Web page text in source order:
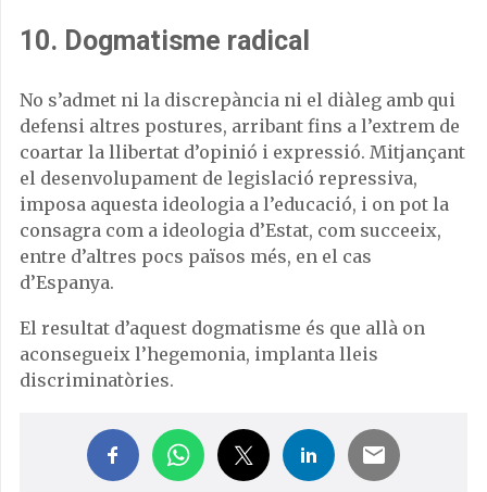
10. Dogmatisme radical
No s’admet ni la discrepància ni el diàleg amb qui
defensi altres postures, arribant fins a l’extrem de
coartar la llibertat d’opinió i expressió. Mitjançant
el desenvolupament de legislació repressiva,
imposa aquesta ideologia a l’educació, i on pot la
consagra com a ideologia d’Estat, com succeeix,
entre d’altres pocs països més, en el cas
d’Espanya.
El resultat d’aquest dogmatisme és que allà on
aconsegueix l’hegemonia, implanta lleis
discriminatòries.